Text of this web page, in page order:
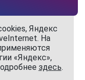
Яндекс
На
«Яндекс»,
здесь.